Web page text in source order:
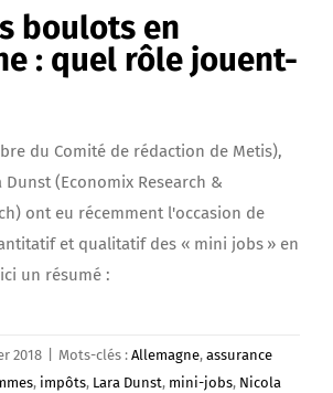
boulots en
: quel rôle jouent-
du Comité de rédaction de Metis),
Dunst (Economix Research &
ont eu récemment l'occasion de
et qualitatif des « mini jobs » en
un résumé :
2018 Mots-clés : Allemagne, assurance
, impôts, Lara Dunst, mini-jobs, Nicola